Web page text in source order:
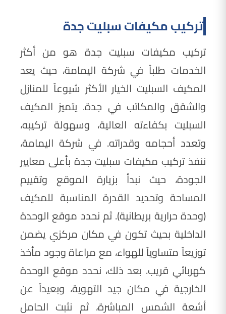
تركيب مكيفات سبليت جدة
تركيب مكيفات سبليت جدة هو من أكثر
الخدمات طلباً في شركة اليمامة، حيث يعد
المكيف السبليت الخيار الأكثر شيوعاً للمنازل
والشقق والمكاتب في جدة. يتميز المكيف
السبليت بكفاءته العالية، وسهولة تركيبه،
وتعدد أحجامه وقدراته. في شركة اليمامة،
ننفذ تركيب مكيفات سبليت جدة بأعلى معايير
الجودة، حيث نبدأ بزيارة الموقع وتقييم
المساحة وتحديد القدرة المناسبة للمكيف
(وحدة حرارية بريطانية). ثم نحدد موقع الوحدة
الداخلية بحيث تكون في مكان مركزي يضمن
توزيعاً متساوياً للهواء، مع مراعاة وجود مأخذ
كهربائي قريب. بعد ذلك، نحدد موقع الوحدة
الخارجية في مكان جيد التهوية، وبعيداً عن
أشعة الشمس المباشرة، ثم نثبت الحامل